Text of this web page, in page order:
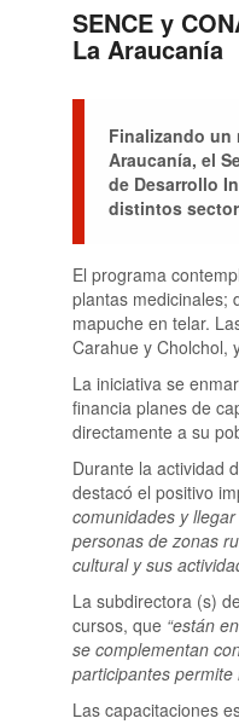
SENCE y
La Araucanía
Finalizando
Araucanía, el
de Desarrollo
distintos
El programa
plantas medicinales;
mapuche en telar.
Carahue y Cholchol,
La iniciativa se
financia planes de
directamente a su
Durante la actividad
destacó el positivo
comunidades y
personas de zonas
cultural y sus
La subdirectora (s)
cursos, que “están
se complementan
participantes permite
Las capacitaciones